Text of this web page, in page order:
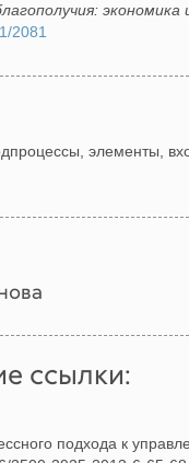
экономика
2081
элементы,
ссылки:
подхода к